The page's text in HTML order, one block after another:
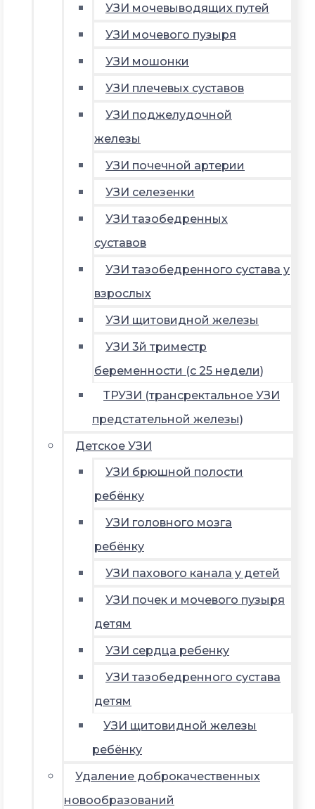
УЗИ мочевыводящих путей
УЗИ мочевого пузыря
УЗИ мошонки
УЗИ плечевых суставов
УЗИ поджелудочной
железы
УЗИ почечной артерии
УЗИ селезенки
УЗИ тазобедренных
суставов
УЗИ тазобедренного сустава у
взрослых
УЗИ щитовидной железы
УЗИ 3й триместр
беременности (с 25 недели)
ТРУЗИ (трансректальное УЗИ
предстательной железы)
Детское УЗИ
УЗИ брюшной полости
ребёнку
УЗИ головного мозга
ребёнку
УЗИ пахового канала у детей
УЗИ почек и мочевого пузыря
детям
УЗИ сердца ребенку
УЗИ тазобедренного сустава
детям
УЗИ щитовидной железы
ребёнку
Удаление доброкачественных
новообразований